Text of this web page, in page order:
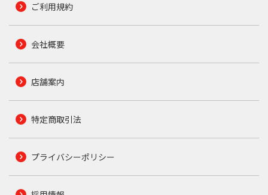
ご利用規約
会社概要
店舗案内
特定商取引法
プライバシーポリシー